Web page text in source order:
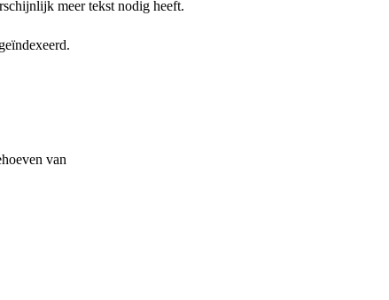
meer tekst nodig heeft.
van